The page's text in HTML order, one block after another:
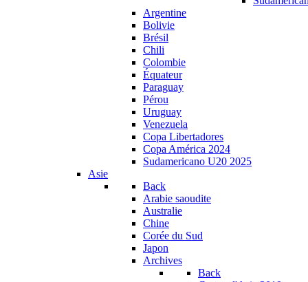
Argentine
Bolivie
Brésil
Chili
Colombie
Équateur
Paraguay
Pérou
Uruguay
Venezuela
Copa Libertadores
Copa América 2024
Sudamericano U20 2025
Asie
Back
Arabie saoudite
Australie
Chine
Corée du Sud
Japon
Archives
Back